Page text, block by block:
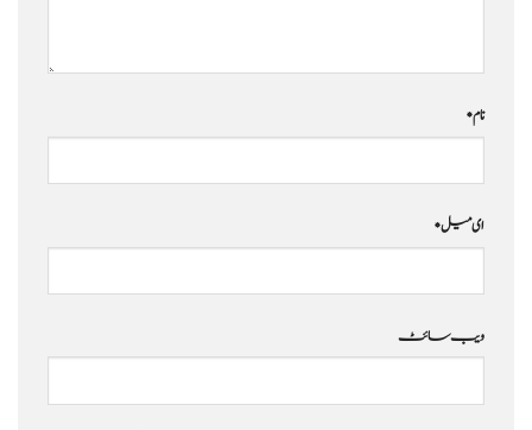
نام*
ای میل*
ویب‌ سائٹ